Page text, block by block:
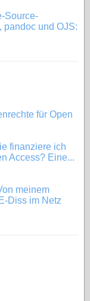
Source-
pandoc und OJS:
für Open
finanziere ich
Access? Eine...
meinem
Diss im Netz